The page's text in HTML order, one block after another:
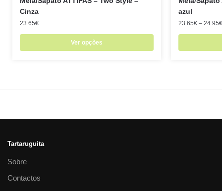
Cinza
23.65€
Ver opções
azul
23.65€ – 24.95€
Tartaruguita
Sobre
Contactos